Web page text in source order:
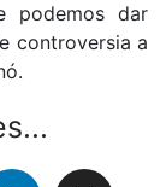
podemos dar
controversia a